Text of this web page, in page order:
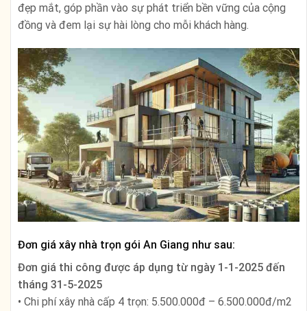
đẹp mắt, góp phần vào sự phát triển bền vững của cộng
đồng và đem lại sự hài lòng cho mỗi khách hàng.
Đơn giá xây nhà trọn gói An Giang như sau:
Đơn giá thi công được áp dụng từ ngày 1-1-2025 đến
tháng 31-5-2025
• Chi phí xây nhà cấp 4 trọn: 5.500.000đ – 6.500.000đ/m2